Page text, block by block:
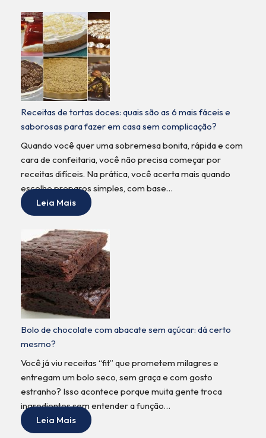
Receitas de tortas doces: quais são as 6 mais fáceis e
saborosas para fazer em casa sem complicação?
Quando você quer uma sobremesa bonita, rápida e com
cara de confeitaria, você não precisa começar por
receitas difíceis. Na prática, você acerta mais quando
escolhe preparos simples, com base…
Leia Mais
Bolo de chocolate com abacate sem açúcar: dá certo
mesmo?
Você já viu receitas “fit” que prometem milagres e
entregam um bolo seco, sem graça e com gosto
estranho? Isso acontece porque muita gente troca
ingredientes sem entender a função…
Leia Mais